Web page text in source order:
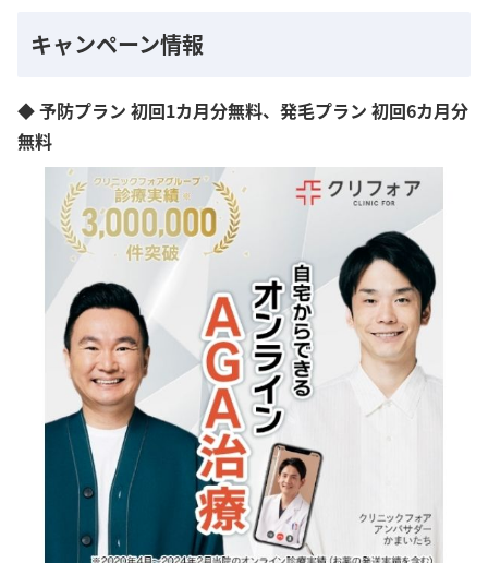
キャンペーン情報
◆ 予防プラン 初回1カ月分無料、発毛プラン 初回6カ月分
無料